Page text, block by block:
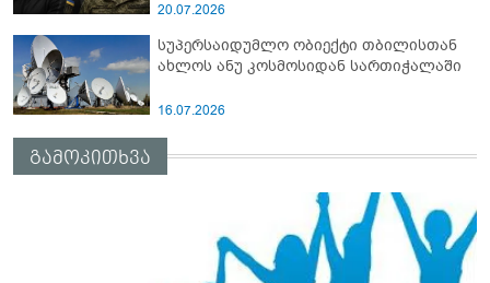
20.07.2026
სუპერსაიდუმლო ობიექტი თბილისთან
ახლოს ანუ კოსმოსიდან სართიჭალაში
16.07.2026
გამოკითხვა